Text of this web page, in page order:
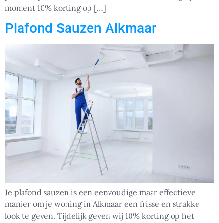
moment 10% korting op […]
Plafond Sauzen Alkmaar
Je plafond sauzen is een eenvoudige maar effectieve
manier om je woning in Alkmaar een frisse en strakke
look te geven. Tijdelijk geven wij 10% korting op het